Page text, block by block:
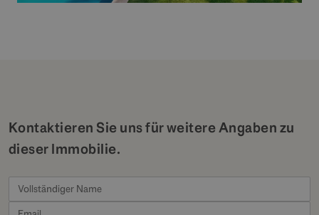
Kontaktieren Sie uns für weitere Angaben zu
dieser Immobilie.